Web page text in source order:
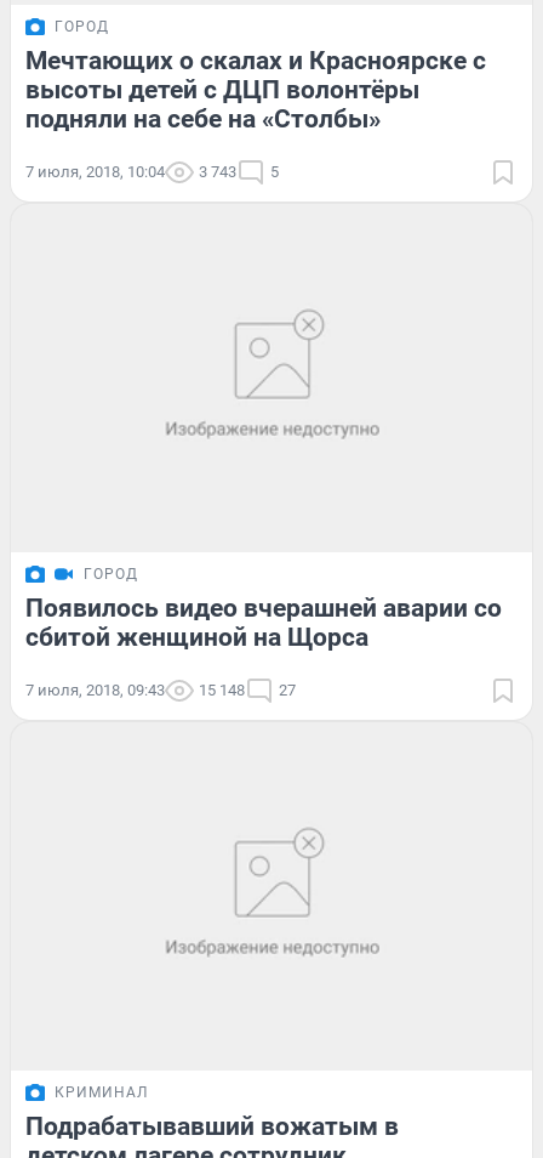
ГОРОД
Мечтающих о скалах и Красноярске с
высоты детей с ДЦП волонтёры
подняли на себе на «Столбы»
7 июля, 2018, 10:04 3 743 5
ГОРОД
Появилось видео вчерашней аварии со
сбитой женщиной на Щорса
7 июля, 2018, 09:43 15 148 27
КРИМИНАЛ
Подрабатывавший вожатым в